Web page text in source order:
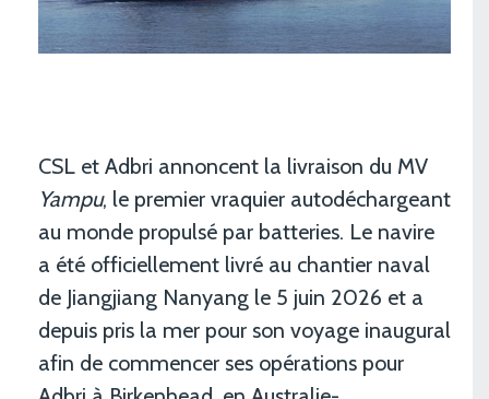
CSL et Adbri annoncent la livraison du MV
Yampu, le premier vraquier autodéchargeant
au monde propulsé par batteries. Le navire
a été officiellement livré au chantier naval
de Jiangjiang Nanyang le 5 juin 2026 et a
depuis pris la mer pour son voyage inaugural
afin de commencer ses opérations pour